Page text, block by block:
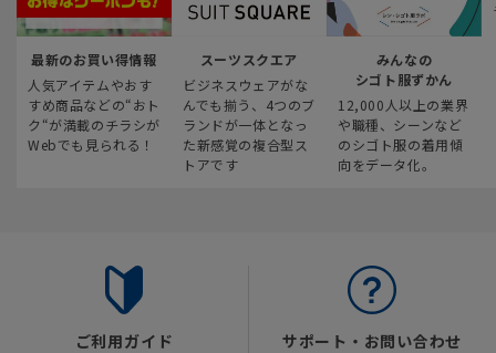
最新のお買い得情報
人気アイテムやおす
すめ商品などの“おト
ク“が満載のチラシが
Webでも見られる！
スーツスクエア
ビジネスウェアがな
んでも揃う、4つのブ
ランドが一体となっ
た新感覚の複合型ス
トアです
みんなの
シゴト服ずかん
12,000人以上の業界
や職種、シーンなど
のシゴト服の着用傾
向をデータ化。
ご利用ガイド サポート・お問い合わせ